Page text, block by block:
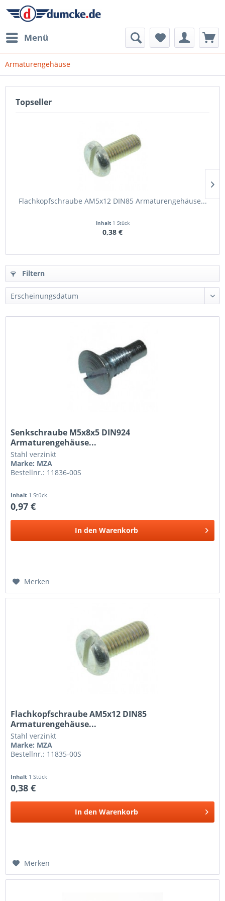
Menü
Armaturengehäuse
Topseller
Flachkopfschraube AM5x12 DIN85 Armaturengehäuse...
Inhalt 1 Stück
0,38 €
Filtern
Senkschraube M5x8x5 DIN924
Armaturengehäuse...
Stahl verzinkt
Marke: MZA
Bestellnr.: 11836-00S
Inhalt 1 Stück
0,97 €
In den Warenkorb
Merken
Flachkopfschraube AM5x12 DIN85
Armaturengehäuse...
Stahl verzinkt
Marke: MZA
Bestellnr.: 11835-00S
Inhalt 1 Stück
0,38 €
In den Warenkorb
Merken